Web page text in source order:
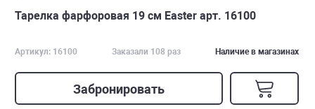
Тарелка фарфоровая 19 см Easter арт. 16100
Артикул: 16100 Заказали 108 раз Наличие в магазинах
Забронировать